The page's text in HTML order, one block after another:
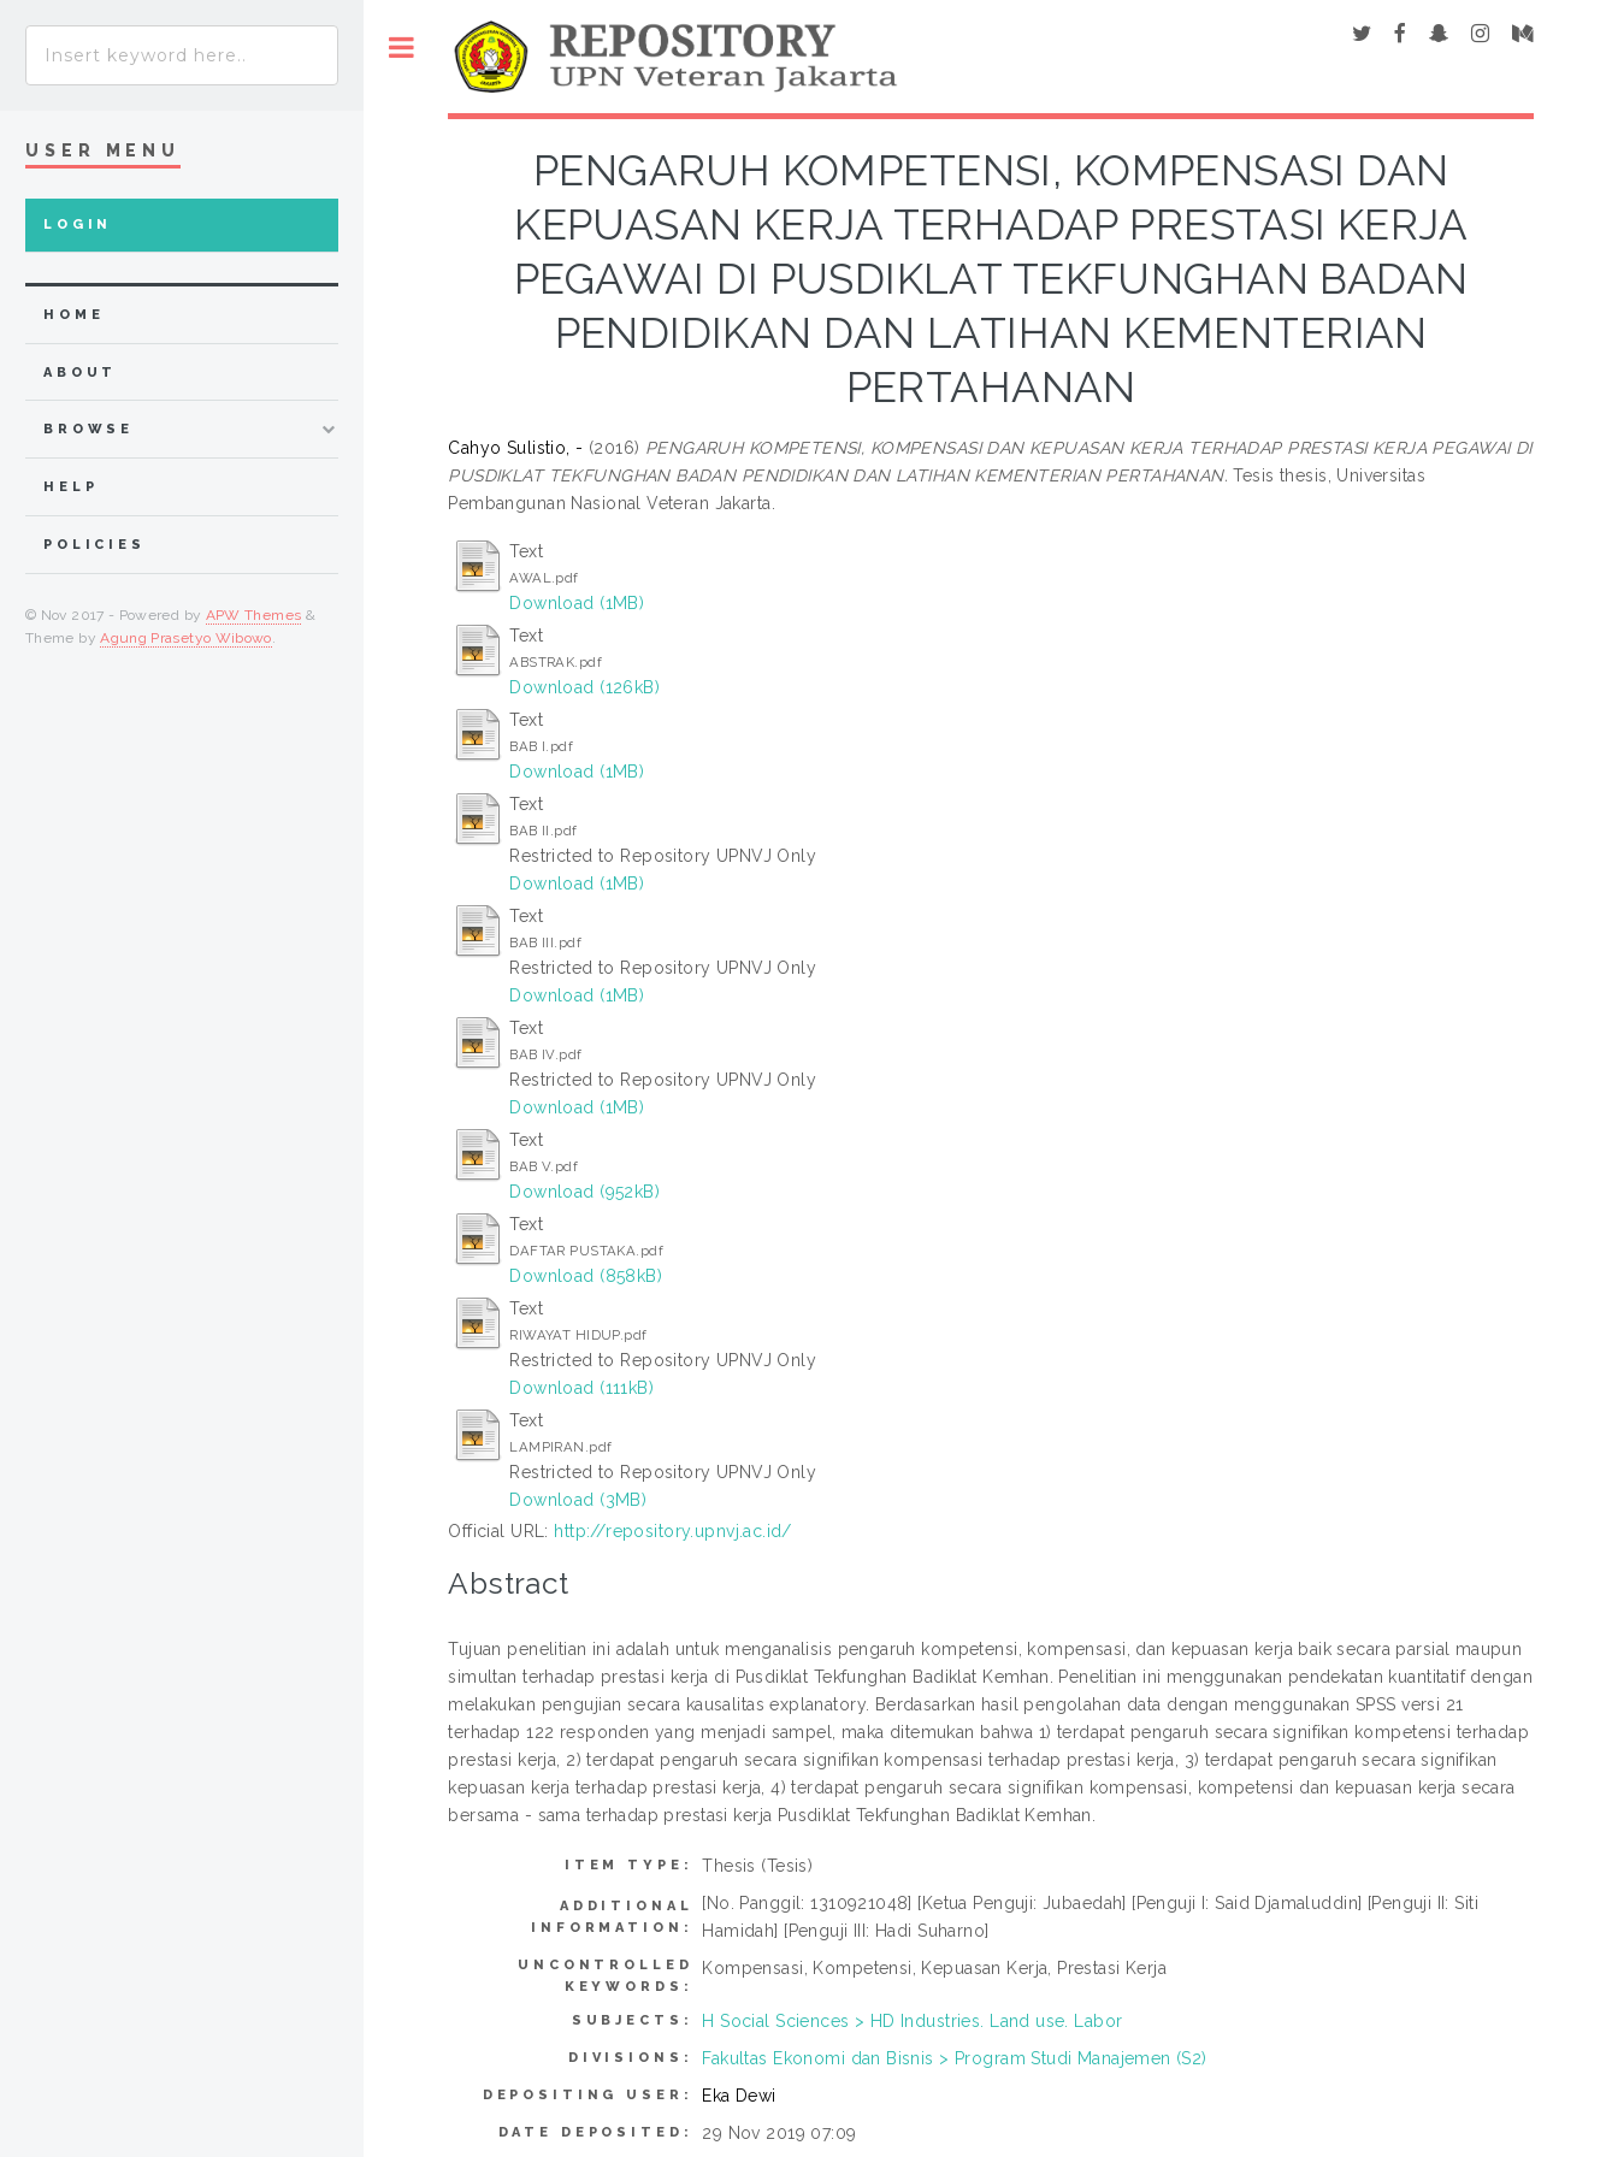
PENGARUH KOMPETENSI, KOMPENSASI DAN
KEPUASAN KERJA TERHADAP PRESTASI KERJA
PEGAWAI DI PUSDIKLAT TEKFUNGHAN BADAN
PENDIDIKAN DAN LATIHAN KEMENTERIAN
PERTAHANAN
Cahyo Sulistio, - (2016) PENGARUH KOMPETENSI, KOMPENSASI DAN KEPUASAN KERJA TERHADAP PRESTASI KERJA PEGAWAI DI
PUSDIKLAT TEKFUNGHAN BADAN PENDIDIKAN DAN LATIHAN KEMENTERIAN PERTAHANAN. Tesis thesis, Universitas
Pembangunan Nasional Veteran Jakarta.
Text
AWAL.pdf
Download (1MB)
Text
ABSTRAK.pdf
Download (126kB)
Text
BAB I.pdf
Download (1MB)
Text
BAB II.pdf
Restricted to Repository UPNVJ Only
Download (1MB)
Text
BAB III.pdf
Restricted to Repository UPNVJ Only
Download (1MB)
Text
BAB IV.pdf
Restricted to Repository UPNVJ Only
Download (1MB)
Text
BAB V.pdf
Download (952kB)
Text
DAFTAR PUSTAKA.pdf
Download (858kB)
Text
RIWAYAT HIDUP.pdf
Restricted to Repository UPNVJ Only
Download (111kB)
Text
LAMPIRAN.pdf
Restricted to Repository UPNVJ Only
Download (3MB)
Official URL: http://repository.upnvj.ac.id/
Abstract
Tujuan penelitian ini adalah untuk menganalisis pengaruh kompetensi, kompensasi, dan kepuasan kerja baik secara parsial maupun
simultan terhadap prestasi kerja di Pusdiklat Tekfunghan Badiklat Kemhan. Penelitian ini menggunakan pendekatan kuantitatif dengan
melakukan pengujian secara kausalitas explanatory. Berdasarkan hasil pengolahan data dengan menggunakan SPSS versi 21
terhadap 122 responden yang menjadi sampel, maka ditemukan bahwa 1) terdapat pengaruh secara signifikan kompetensi terhadap
prestasi kerja, 2) terdapat pengaruh secara signifikan kompensasi terhadap prestasi kerja, 3) terdapat pengaruh secara signifikan
kepuasan kerja terhadap prestasi kerja, 4) terdapat pengaruh secara signifikan kompensasi, kompetensi dan kepuasan kerja secara
bersama - sama terhadap prestasi kerja Pusdiklat Tekfunghan Badiklat Kemhan.
ITEM TYPE: Thesis (Tesis)
ADDITIONAL
INFORMATION:
[No. Panggil: 1310921048] [Ketua Penguji: Jubaedah] [Penguji I: Said Djamaluddin] [Penguji II: Siti
Hamidah] [Penguji III: Hadi Suharno]
UNCONTROLLED
KEYWORDS:
Kompensasi, Kompetensi, Kepuasan Kerja, Prestasi Kerja
SUBJECTS: H Social Sciences > HD Industries. Land use. Labor
DIVISIONS: Fakultas Ekonomi dan Bisnis > Program Studi Manajemen (S2)
DEPOSITING USER: Eka Dewi
DATE DEPOSITED: 29 Nov 2019 07:09
USER MENU
LOGIN
HOME
ABOUT
BROWSE
HELP
POLICIES
© Nov 2017 - Powered by APW Themes &
Theme byAgung Prasetyo Wibowo